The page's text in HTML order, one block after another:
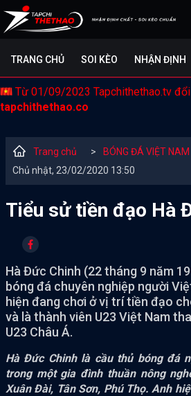
TRANG CHỦ SOI KÈO NHẬN ĐỊNH
Từ 01/09/2023 Tapchithethao.tv
tapchithethao.co
Trang chủ >
BÓNG ĐÁ VIỆT NAM
Chủ nhật, 23/02/2020 13:50
Tiểu sử tiền đạo Hà
Hà Đức Chinh (22 tháng 9 năm
bóng đá chuyên nghiệp người
hiện đang chơi ở vị trí tiền đạo
và là thành viên U23 Việt Nam
U23 Châu Á.
Hà Đức Chinh là cầu thủ bóng đá
trong một gia đình thuần nông
Xuân Đài, Tân Sơn, Phú Thọ. Anh